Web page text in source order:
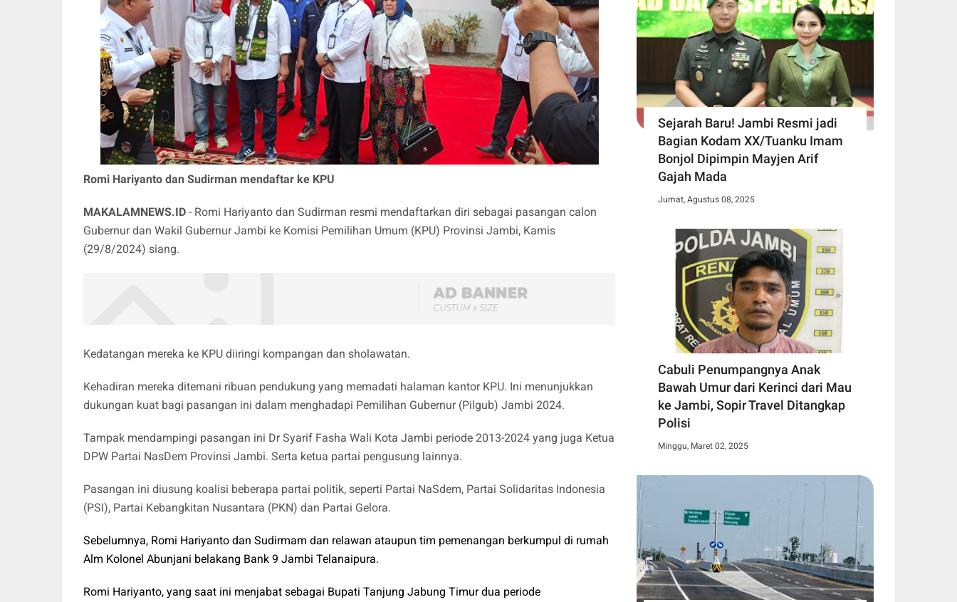
Romi Hariyanto dan Sudirman mendaftar ke KPU
MAKALAMNEWS.ID - Romi Hariyanto dan Sudirman resmi mendaftarkan diri sebagai pasangan calon
Gubernur dan Wakil Gubernur Jambi ke Komisi Pemilihan Umum (KPU) Provinsi Jambi, Kamis
(29/8/2024) siang.
Kedatangan mereka ke KPU diiringi kompangan dan sholawatan.
Kehadiran mereka ditemani ribuan pendukung yang memadati halaman kantor KPU. Ini menunjukkan
dukungan kuat bagi pasangan ini dalam menghadapi Pemilihan Gubernur (Pilgub) Jambi 2024.
Tampak mendampingi pasangan ini Dr Syarif Fasha Wali Kota Jambi periode 2013-2024 yang juga Ketua
DPW Partai NasDem Provinsi Jambi. Serta ketua partai pengusung lainnya.
Pasangan ini diusung koalisi beberapa partai politik, seperti Partai NaSdem, Partai Solidaritas Indonesia
(PSI), Partai Kebangkitan Nusantara (PKN) dan Partai Gelora.
Sebelumnya, Romi Hariyanto dan Sudirmam dan relawan ataupun tim pemenangan berkumpul di rumah
Alm Kolonel Abunjani belakang Bank 9 Jambi Telanaipura.
Romi Hariyanto, yang saat ini menjabat sebagai Bupati Tanjung Jabung Timur dua periode
Sejarah Baru! Jambi Resmi jadi
Bagian Kodam XX/Tuanku Imam
Bonjol Dipimpin Mayjen Arif
Gajah Mada
Jumat, Agustus 08, 2025
Cabuli Penumpangnya Anak
Bawah Umur dari Kerinci dari Mau
ke Jambi, Sopir Travel Ditangkap
Polisi
Minggu, Maret 02, 2025